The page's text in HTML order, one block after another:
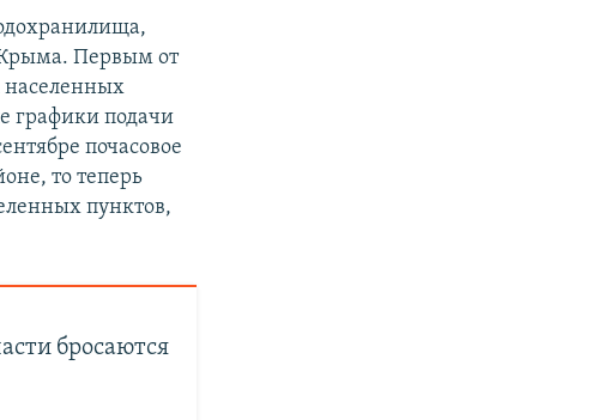
Крыма. Первым от
графики подачи
почасовое
то теперь
пунктов,
бросаются